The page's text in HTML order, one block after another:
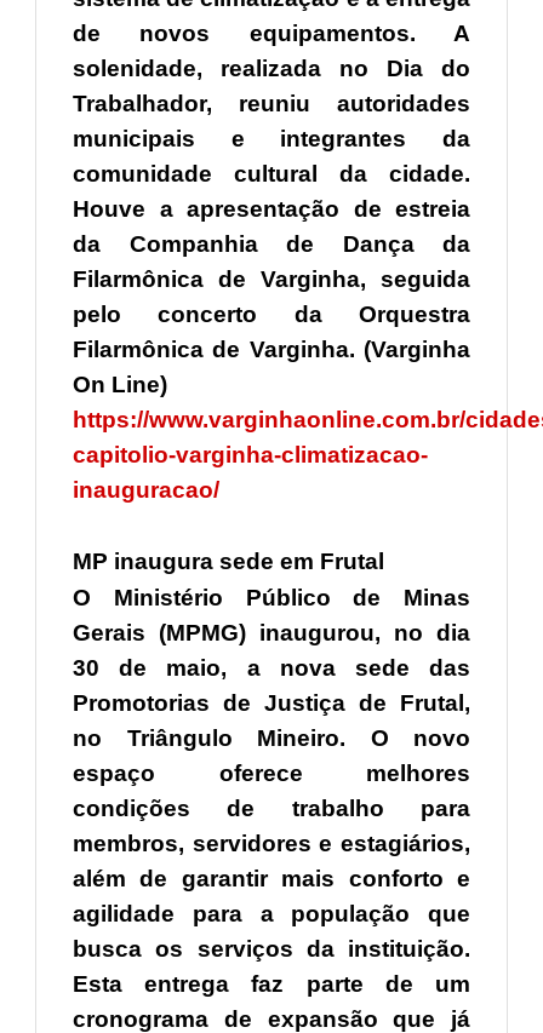
de novos equipamentos. A
solenidade, realizada no Dia do
Trabalhador, reuniu autoridades
municipais e integrantes da
comunidade cultural da cidade.
Houve a apresentação de estreia
da Companhia de Dança da
Filarmônica de Varginha, seguida
pelo concerto da Orquestra
Filarmônica de Varginha. (Varginha
On Line)
https://www.varginhaonline.com.br/
capitolio-varginha-climatizacao-
inauguracao/
MP inaugura sede em Frutal
O Ministério Público de Minas
Gerais (MPMG) inaugurou, no dia
30 de maio, a nova sede das
Promotorias de Justiça de Frutal,
no Triângulo Mineiro. O novo
espaço oferece melhores
condições de trabalho para
membros, servidores e estagiários,
além de garantir mais conforto e
agilidade para a população que
busca os serviços da instituição.
Esta entrega faz parte de um
cronograma de expansão que já